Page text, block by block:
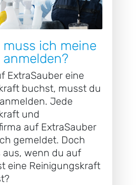
ich meine
ExtraSauber eine
buchst, musst du
Jede
und
auf ExtraSauber
gemeldet. Doch
aus, wenn du auf
eine Reinigungskraft